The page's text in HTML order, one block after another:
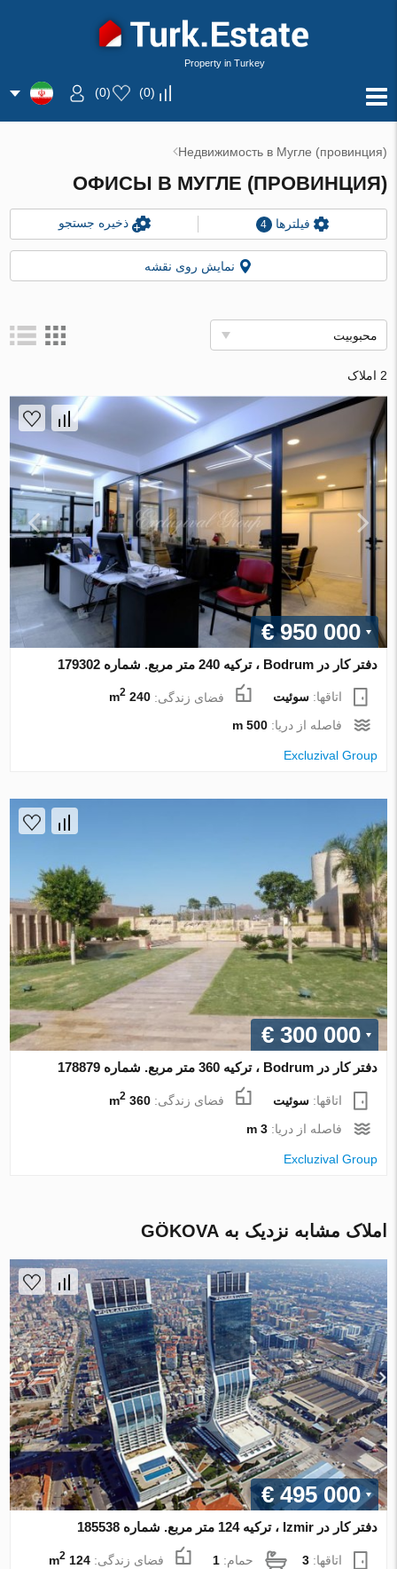
Property in Turkey
(
0
)
(
0
)
Недвижимость в Мугле (провинция)
ОФИСЫ В МУГЛЕ (ПРОВИНЦИЯ)
فیلترها 4 ذخیره جستجو
نمایش روی نقشه
محبوبیت
2 املاک
€ 950 000
دفتر کار در Bodrum ، ترکیه 240 متر مربع. شماره 179302
اتاقها:سوئیت فضای زندگی:240 m
2
فاصله از دریا:500 m
Excluzival Group
€ 300 000
دفتر کار در Bodrum ، ترکیه 360 متر مربع. شماره 178879
اتاقها:سوئیت فضای زندگی:360 m
2
فاصله از دریا:3 m
Excluzival Group
املاک مشابه نزدیک به GÖKOVA
€ 495 000
دفتر کار در Izmir ، ترکیه 124 متر مربع. شماره 185538
اتاقها:3 حمام:1 فضای زندگی:124 m
2